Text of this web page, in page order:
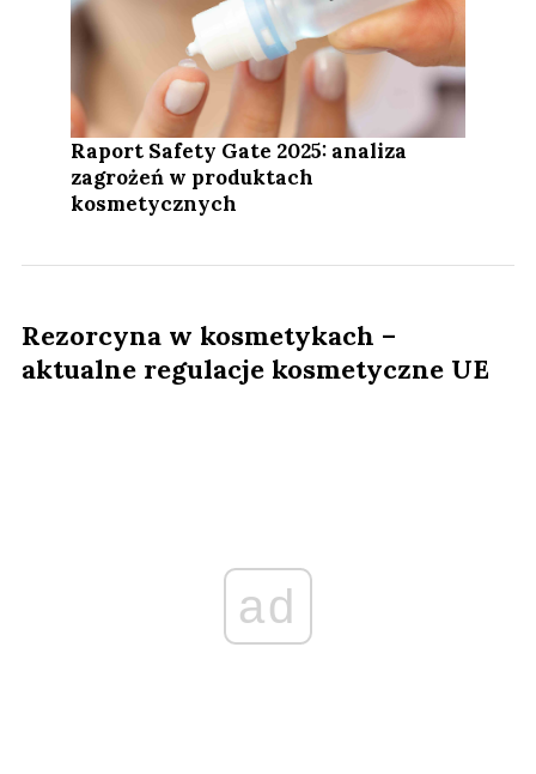
Raport Safety Gate 2025: analiza
zagrożeń w produktach
kosmetycznych
Rezorcyna w kosmetykach –
aktualne regulacje kosmetyczne UE
ad